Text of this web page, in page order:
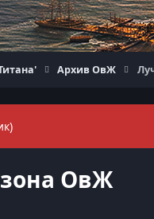
Архив ОвЖ
ОвЖ